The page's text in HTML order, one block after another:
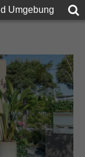
Umgebung